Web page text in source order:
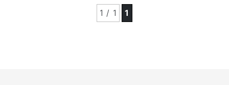
1 / 1 1